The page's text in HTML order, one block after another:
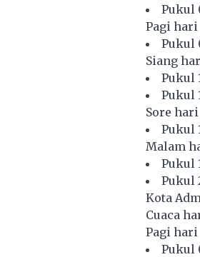
Pukul
Pagi hari
Pukul
Siang
Pukul
Pukul
Sore hari
Pukul
Malam
Pukul
Pukul
Kota
Cuaca
Pagi hari
Pukul